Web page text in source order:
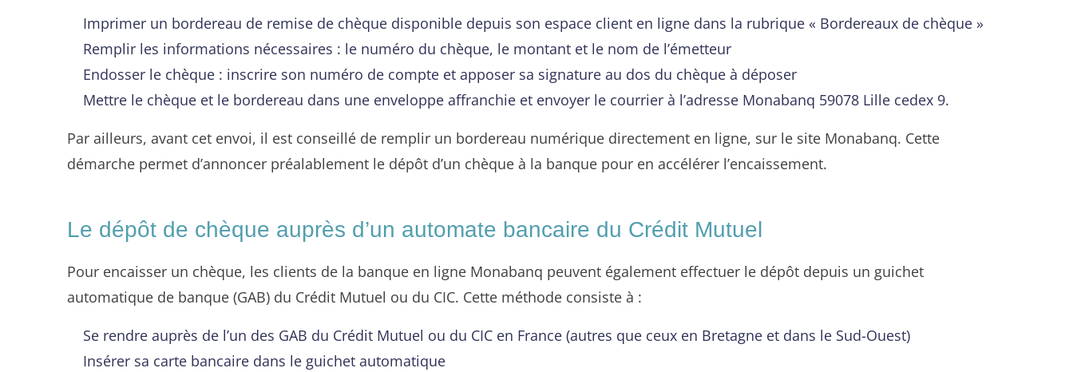
Imprimer un bordereau de remise de chèque disponible depuis son espace client en ligne dans la rubrique « Bordereaux de chèque »
Remplir les informations nécessaires : le numéro du chèque, le montant et le nom de l’émetteur
Endosser le chèque : inscrire son numéro de compte et apposer sa signature au dos du chèque à déposer
Mettre le chèque et le bordereau dans une enveloppe affranchie et envoyer le courrier à l’adresse Monabanq 59078 Lille cedex 9.
Par ailleurs, avant cet envoi, il est conseillé de remplir un bordereau numérique directement en ligne, sur le site Monabanq. Cette
démarche permet d’annoncer préalablement le dépôt d’un chèque à la banque pour en accélérer l’encaissement.
Le dépôt de chèque auprès d’un automate bancaire du Crédit Mutuel
Pour encaisser un chèque, les clients de la banque en ligne Monabanq peuvent également effectuer le dépôt depuis un guichet
automatique de banque (GAB) du Crédit Mutuel ou du CIC. Cette méthode consiste à :
Se rendre auprès de l’un des GAB du Crédit Mutuel ou du CIC en France (autres que ceux en Bretagne et dans le Sud-Ouest)
Insérer sa carte bancaire dans le guichet automatique